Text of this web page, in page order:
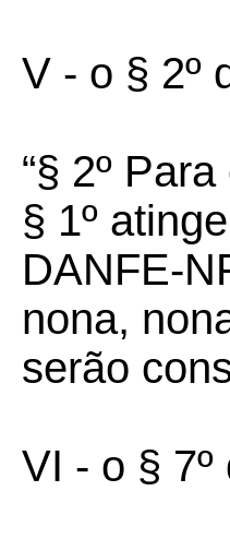
V - o § 2º
“§ 2º
§ 1º
DANFE-
nona,
serão
VI - o §